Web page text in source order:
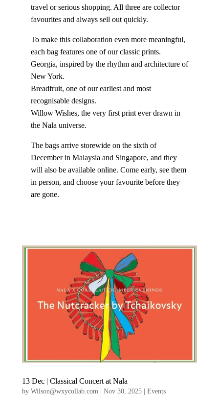
travel or serious shopping. All three are collector
favourites and always sell out quickly.
To make this collaboration even more meaningful,
each bag features one of our classic prints.
Georgia, inspired by the rhythm and architecture of
New York.
Breadfruit, one of our earliest and most
recognisable designs.
Willow Wishes, the very first print ever drawn in
the Nala universe.
The bags arrive storewide on the sixth of
December in Malaysia and Singapore, and they
will also be available online. Come early, see them
in person, and choose your favourite before they
are gone.
13 Dec | Classical Concert at Nala
by Wilson@wxycollab.com Nov 30, 2025| Events